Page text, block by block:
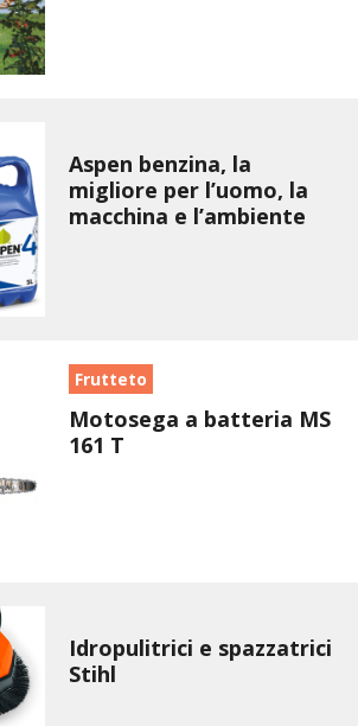
CAMPAGNA
CALABRIA
Aspen benzina, la
migliore per l’uomo, la
macchina e l’ambiente
Frutteto
Motosega a batteria MS
161 T
Idropulitrici e spazzatrici
Stihl